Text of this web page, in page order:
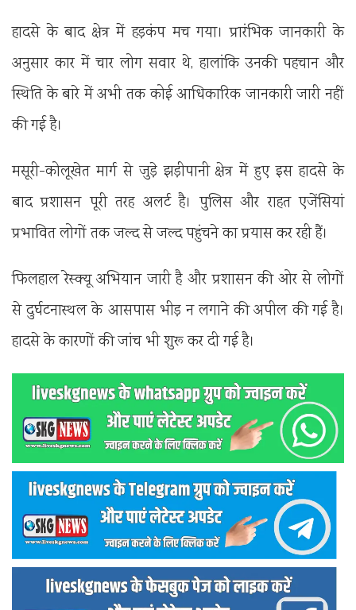
हादसे के बाद क्षेत्र में हड़कंप मच गया। प्रारंभिक जानकारी के
अनुसार कार में चार लोग सवार थे, हालांकि उनकी पहचान और
स्थिति के बारे में अभी तक कोई आधिकारिक जानकारी जारी नहीं
की गई है।
मसूरी-कोलूखेत मार्ग से जुड़े झड़ीपानी क्षेत्र में हुए इस हादसे के
बाद प्रशासन पूरी तरह अलर्ट है। पुलिस और राहत एजेंसियां
प्रभावित लोगों तक जल्द से जल्द पहुंचने का प्रयास कर रही हैं।
फिलहाल रेस्क्यू अभियान जारी है और प्रशासन की ओर से लोगों
से दुर्घटनास्थल के आसपास भीड़ न लगाने की अपील की गई है।
हादसे के कारणों की जांच भी शुरू कर दी गई है।